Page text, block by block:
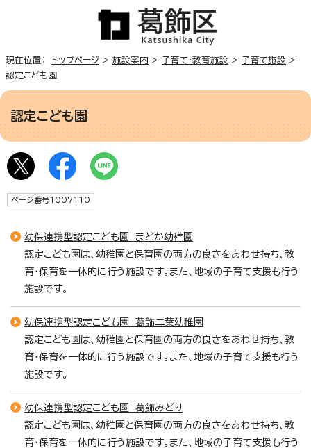
現在位置： トップページ > 施設案内 > 子育て・教育施設 > 子育て施設 >
認定こども園
認定こども園
ページ番号1007110
幼保連携型認定こども園 まどか幼稚園
認定こども園は、幼稚園と保育園の両方の良さをあわせ持ち、教
育・保育を一体的に行う施設です。また、地域の子育て支援も行う
施設です。
幼保連携型認定こども園 葛飾二葉幼稚園
認定こども園は、幼稚園と保育園の両方の良さをあわせ持ち、教
育・保育を一体的に行う施設です。また、地域の子育て支援も行う
施設です。
幼保連携型認定こども園 葛飾みどり
認定こども園は、幼稚園と保育園の両方の良さをあわせ持ち、教
育・保育を一体的に行う施設です。また、地域の子育て支援も行う